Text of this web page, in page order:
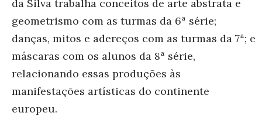
da Silva trabalha conceitos de arte abstrata e
geometrismo com as turmas da 6ª série;
danças, mitos e adereços com as turmas da 7ª; e
máscaras com os alunos da 8ª série,
relacionando essas produções às
manifestações artísticas do continente
europeu.